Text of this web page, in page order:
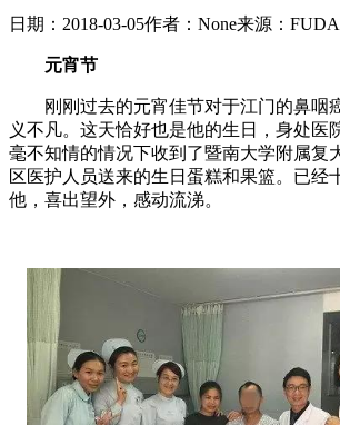
日期： 2018-03-05作者： None来源： FUDA
元宵节
刚刚过去的元宵佳节对于江门的鼻咽
义不凡。这天恰好也是他的生日，身处医
毫不知情的情况下收到了暨南大学附属复
区医护人员送来的生日蛋糕和果篮。已经
他，喜出望外，感动流涕。